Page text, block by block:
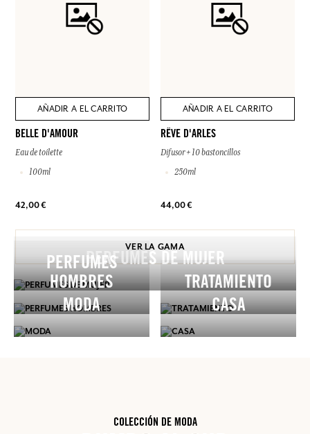
AÑADIR A EL CARRITO
BELLE D'AMOUR
Eau de toilette
100ml
42,00 €
AÑADIR A EL CARRITO
RÊVE D'ARLES
Difusor + 10 bastoncillos
250ml
44,00 €
VER LA GAMA
PERFUMES DE MUJER
PERFUMES
HOMBRES
TRATAMIENTO
MODA
CASA
COLECCIÓN DE MODA